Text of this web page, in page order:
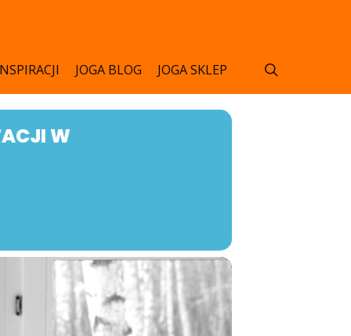
JOGA BLOG JOGA SKLEP
W